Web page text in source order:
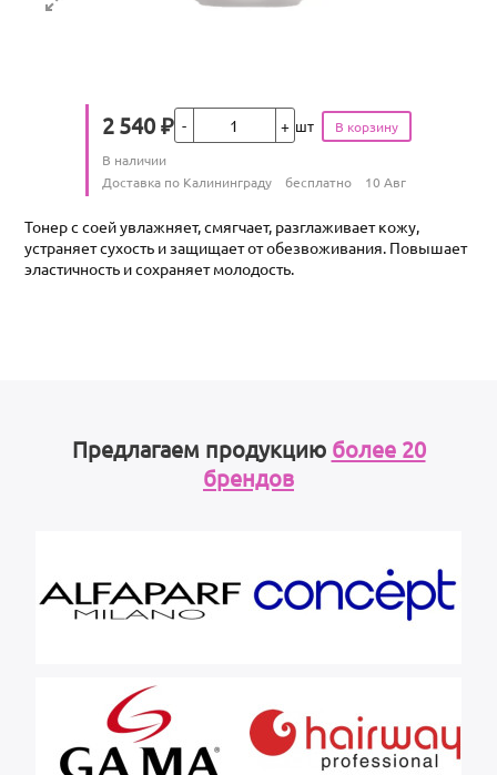
Цена
2 540 ₽Кол-во шт
Количество
В наличии
Условия доставки
Доставка по Калининграду бесплатно 10 Авг
Тонер с соей увлажняет, смягчает, разглаживает кожу,
устраняет сухость и защищает от обезвоживания. Повышает
эластичность и сохраняет молодость.
Предлагаем продукцию более 20
брендов